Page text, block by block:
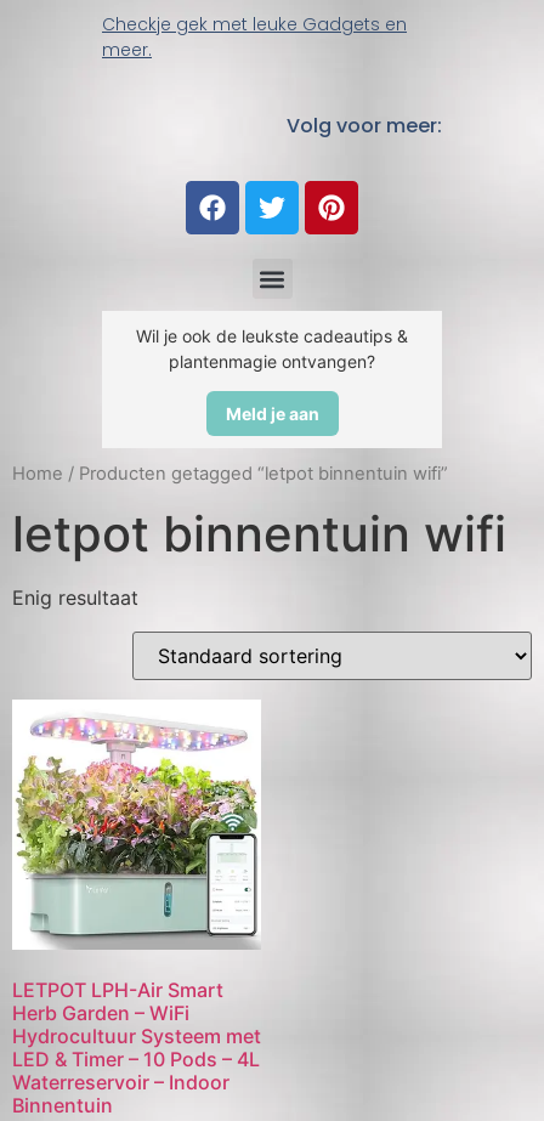
Checkje gek met leuke Gadgets en
meer.
Volg voor meer:
Wil je ook de leukste cadeautips &
plantenmagie ontvangen?
Meld je aan
Home / Producten getagged “letpot binnentuin wifi”
letpot binnentuin wifi
Enig resultaat
LETPOT LPH-Air Smart
Herb Garden – WiFi
Hydrocultuur Systeem met
LED & Timer – 10 Pods – 4L
Waterreservoir – Indoor
Binnentuin